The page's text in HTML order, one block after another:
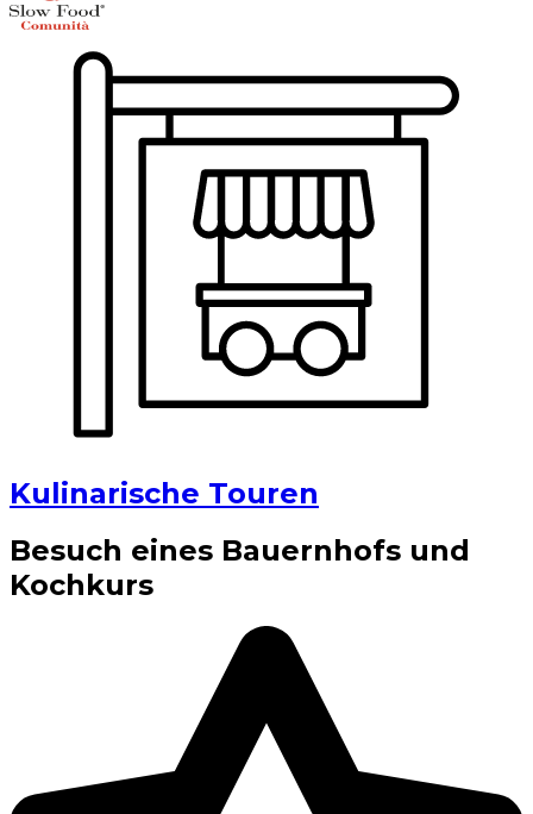
Kulinarische Touren
Besuch eines Bauernhofs und
Kochkurs